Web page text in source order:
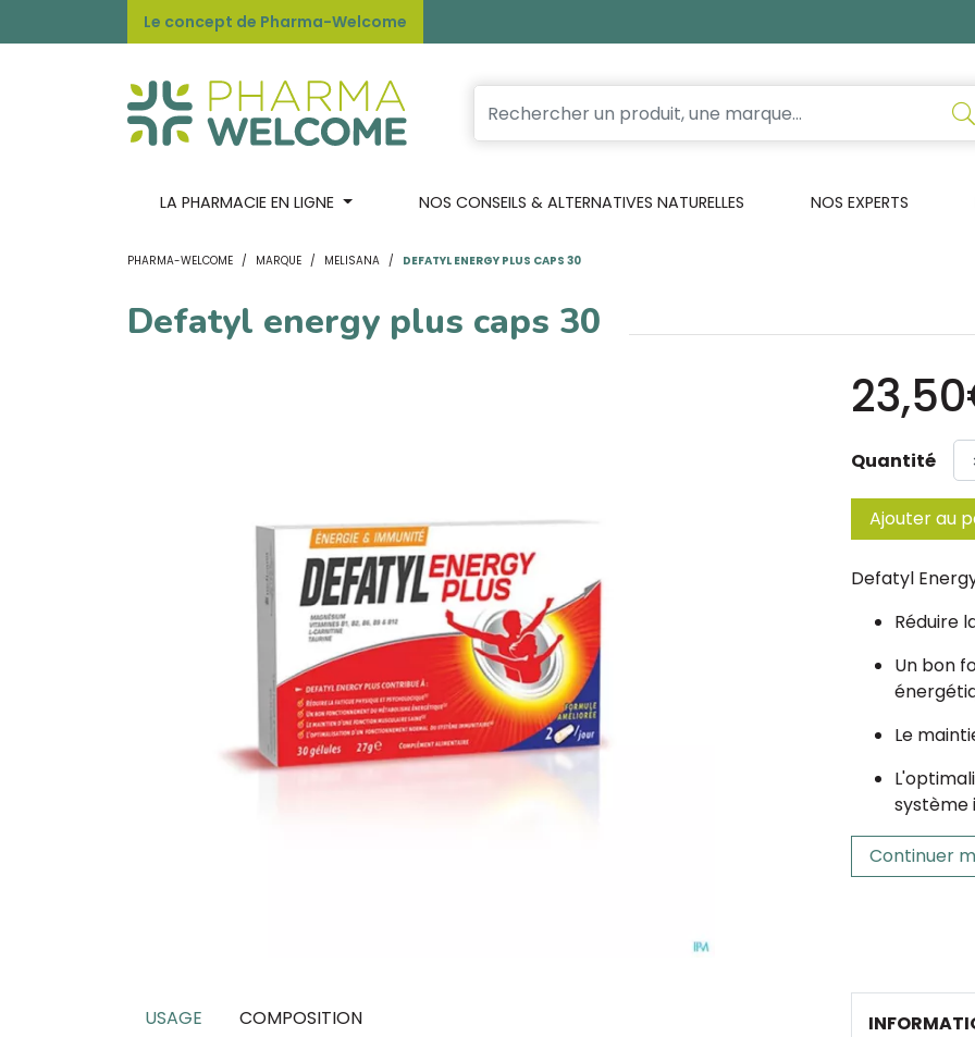
Le concept de Pharma-Welcome
LA PHARMACIE EN LIGNE NOS CONSEILS & ALTERNATIVES NATURELLES NOS EXPERTS
PHARMA-WELCOME MARQUE MELISANA DEFATYL ENERGY PLUS CAPS 30
Defatyl energy plus caps 30
Quantité
Ajouter au
Defatyl
Réduire
Un bon
Le
système
Continuer
USAGE COMPOSITION